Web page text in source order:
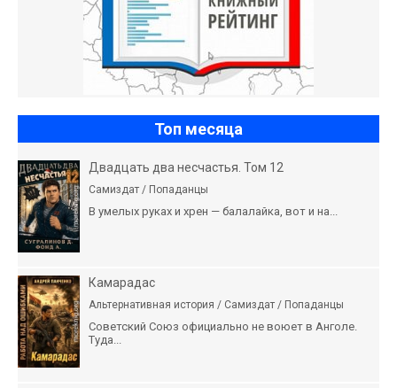
Топ месяца
Двадцать два несчастья. Том 12
Самиздат / Попаданцы
В умелых руках и хрен — балалайка, вот и на...
Камарадас
Альтернативная история / Самиздат / Попаданцы
Советский Союз официально не воюет в Анголе.
Туда...